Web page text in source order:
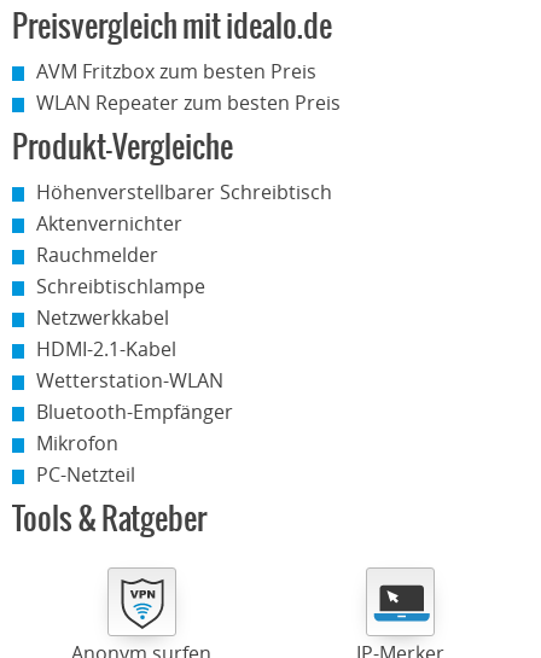
Preisvergleich mit idealo.de
AVM Fritzbox zum besten Preis
WLAN Repeater zum besten Preis
Produkt-Vergleiche
Höhenverstellbarer Schreibtisch
Aktenvernichter
Rauchmelder
Schreibtischlampe
Netzwerkkabel
HDMI-2.1-Kabel
Wetterstation-WLAN
Bluetooth-Empfänger
Mikrofon
PC-Netzteil
Tools & Ratgeber